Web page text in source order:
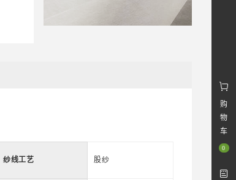
购
物
车
0
纱线工艺 股纱